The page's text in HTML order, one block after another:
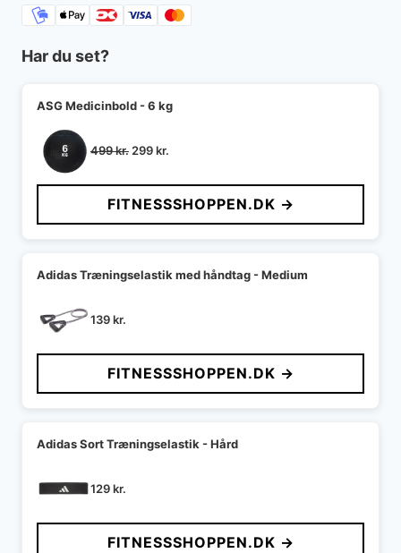
Har du set?
ASG Medicinbold - 6 kg
499kr. Den
pris
var:
499 kr..
299kr.
pris
er:
299 kr..
FITNESSSHOPPEN.DK →
Adidas Træningselastik med håndtag - Medium
139kr.
FITNESSSHOPPEN.DK →
Adidas Sort Træningselastik - Hård
129kr.
FITNESSSHOPPEN.DK →